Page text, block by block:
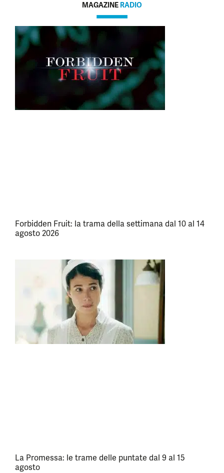
MAGAZINE RADIO
Forbidden Fruit: la trama della settimana dal 10 al 14
agosto 2026
La Promessa: le trame delle puntate dal 9 al 15
agosto